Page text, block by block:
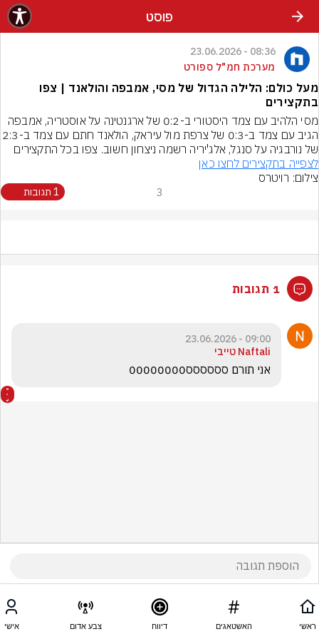
פוסט
08:36 - 23.06.2026
מערכת חמ"ל ספורט
מעל כולם: הלילה הגדול של מסי, אמבפה והולאנד | צפו
בתקצירים
של נורבגיה על סנגל, אלג'יריה רשמה ניצחון חשוב. צפו בכל התקצירים
לצפייה בתקצירים לחצו כאן
צילום: רויטרס
3 1 תגובות
1 תגובות
09:00 - 23.06.2026
Naftali טייבי
אני תורם סססססס00000000
ראשי האשטאגים דיווח צבע אדום אישי